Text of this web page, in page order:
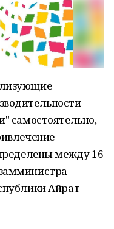
самостоятельно,
между 16
Айрат